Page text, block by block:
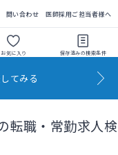
問い合わせ 医師採用ご担当者様へ
お気に入り 保存済みの検索条件
てみる
転職・常勤求人検